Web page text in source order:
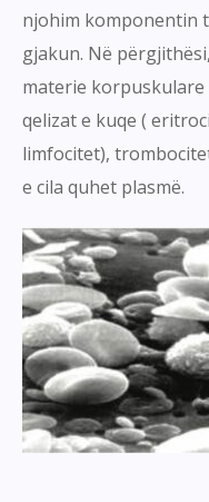
njohim komponentin
gjakun. Në
materie korpuskulare
qelizat e kuqe (
limfocitet),
e cila quhet plasmë.